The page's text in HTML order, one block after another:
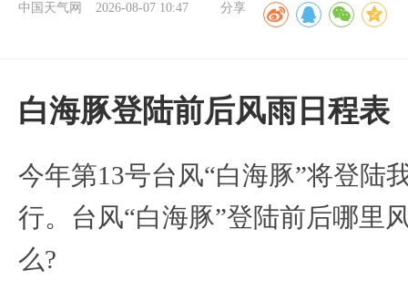
中国天气网 2026-08-07 10:47 分享
白海豚登陆前后风雨日程表
今年第13号台风“白海豚”将登陆
行。台风“白海豚”登陆前后哪里
么?